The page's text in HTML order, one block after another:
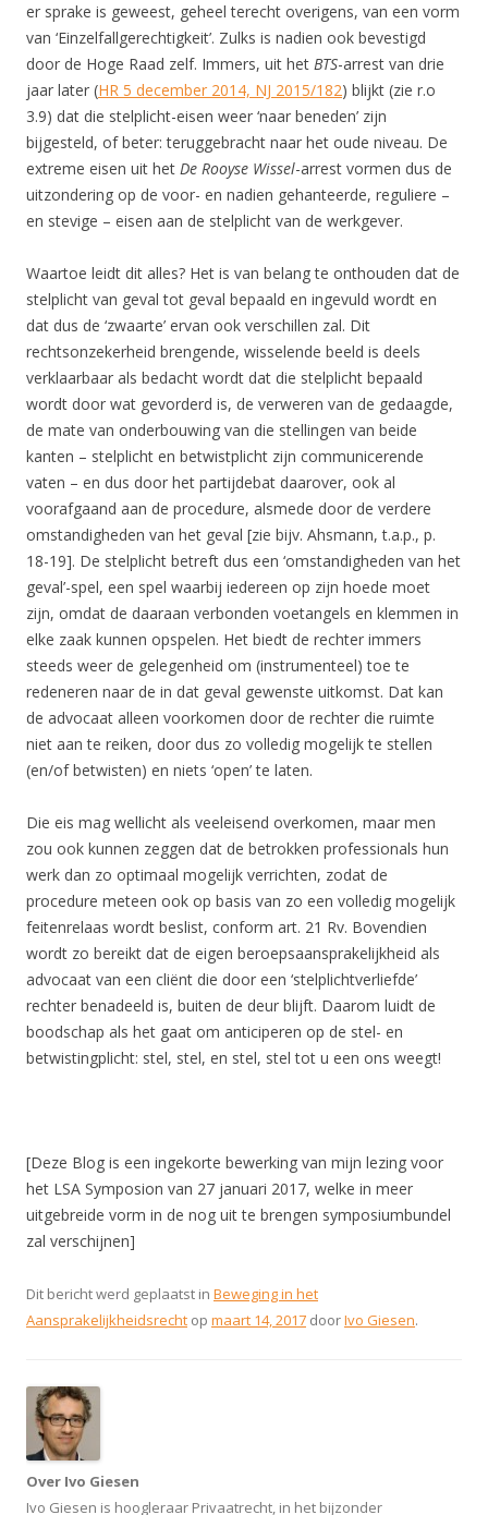
er sprake is geweest, geheel terecht overigens, van een vorm
van ‘Einzelfallgerechtigkeit’. Zulks is nadien ook bevestigd
door de Hoge Raad zelf. Immers, uit het BTS-arrest van drie
jaar later (HR 5 december 2014, NJ 2015/182) blijkt (zie r.o
3.9) dat die stelplicht-eisen weer ‘naar beneden’ zijn
bijgesteld, of beter: teruggebracht naar het oude niveau. De
extreme eisen uit het De Rooyse Wissel-arrest vormen dus de
uitzondering op de voor- en nadien gehanteerde, reguliere –
en stevige – eisen aan de stelplicht van de werkgever.
Waartoe leidt dit alles? Het is van belang te onthouden dat de
stelplicht van geval tot geval bepaald en ingevuld wordt en
dat dus de ‘zwaarte’ ervan ook verschillen zal. Dit
rechtsonzekerheid brengende, wisselende beeld is deels
verklaarbaar als bedacht wordt dat die stelplicht bepaald
wordt door wat gevorderd is, de verweren van de gedaagde,
de mate van onderbouwing van die stellingen van beide
kanten – stelplicht en betwistplicht zijn communicerende
vaten – en dus door het partijdebat daarover, ook al
voorafgaand aan de procedure, alsmede door de verdere
omstandigheden van het geval [zie bijv. Ahsmann, t.a.p., p.
18-19]. De stelplicht betreft dus een ‘omstandigheden van het
geval’-spel, een spel waarbij iedereen op zijn hoede moet
zijn, omdat de daaraan verbonden voetangels en klemmen in
elke zaak kunnen opspelen. Het biedt de rechter immers
steeds weer de gelegenheid om (instrumenteel) toe te
redeneren naar de in dat geval gewenste uitkomst. Dat kan
de advocaat alleen voorkomen door de rechter die ruimte
niet aan te reiken, door dus zo volledig mogelijk te stellen
(en/of betwisten) en niets ‘open’ te laten.
Die eis mag wellicht als veeleisend overkomen, maar men
zou ook kunnen zeggen dat de betrokken professionals hun
werk dan zo optimaal mogelijk verrichten, zodat de
procedure meteen ook op basis van zo een volledig mogelijk
feitenrelaas wordt beslist, conform art. 21 Rv. Bovendien
wordt zo bereikt dat de eigen beroepsaansprakelijkheid als
advocaat van een cliënt die door een ‘stelplichtverliefde’
rechter benadeeld is, buiten de deur blijft. Daarom luidt de
boodschap als het gaat om anticiperen op de stel- en
betwistingplicht: stel, stel, en stel, stel tot u een ons weegt!
[Deze Blog is een ingekorte bewerking van mijn lezing voor
het LSA Symposion van 27 januari 2017, welke in meer
uitgebreide vorm in de nog uit te brengen symposiumbundel
zal verschijnen]
Dit bericht werd geplaatst in Beweging in het
Aansprakelijkheidsrecht op maart 14, 2017 doorIvo Giesen.
Over Ivo Giesen
Ivo Giesen is hoogleraar Privaatrecht, in het bijzonder